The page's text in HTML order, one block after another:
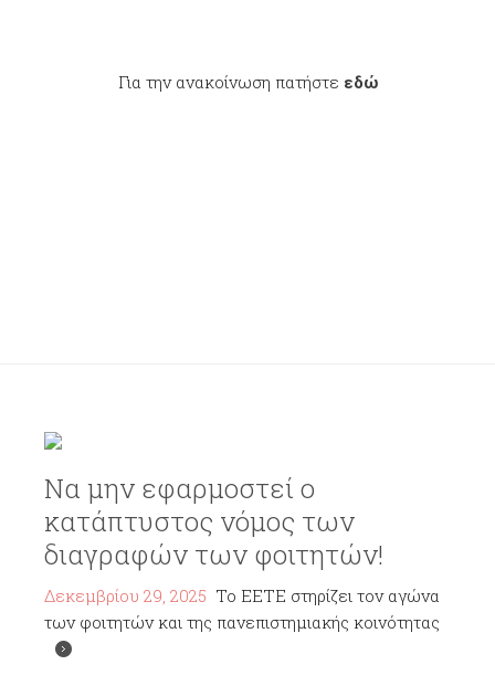
Για την ανακοίνωση πατήστε εδώ
Να μην εφαρμοστεί ο
κατάπτυστος νόμος των
διαγραφών των φοιτητών!
Δεκεμβρίου 29, 2025 Το ΕΕΤΕ στηρίζει τον αγώνα
των φοιτητών και της πανεπιστημιακής κοινότητας